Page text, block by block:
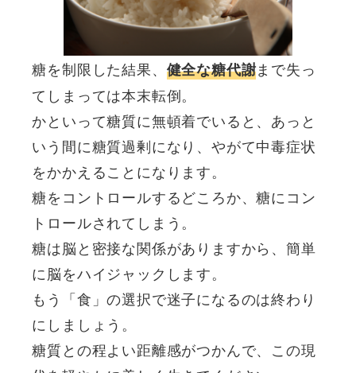
糖を制限した結果、 健全な糖代謝まで失っ
てしまっては本末転倒。
かといって糖質に無頓着でいると、あっと
いう間に糖質過剰になり、やがて中毒症状
をかかえることになります。
糖をコントロールするどころか、糖にコン
トロールされてしまう。
糖は脳と密接な関係がありますから、簡単
に脳をハイジャックします。
もう「食」の選択で迷子になるのは終わり
にしましょう。
糖質との程よい距離感がつかんで、この現